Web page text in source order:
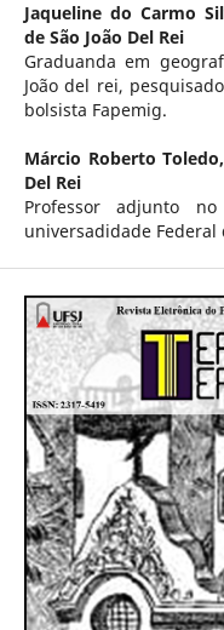
Jaqueline do Carmo
de São João Del Rei
Graduanda em
João del rei,
bolsista Fapemig.
Márcio Roberto Toledo,
Del Rei
Professor adjunto
universadidade Federal